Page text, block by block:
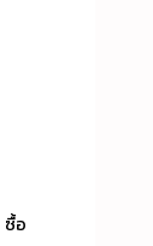
ซื้อ